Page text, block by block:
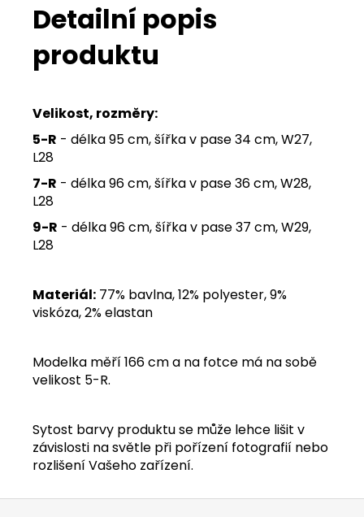
Detailní popis
produktu
Velikost, rozměry:
5-R - délka 95 cm, šířka v pase 34 cm, W27,
L28
7-R - délka 96 cm, šířka v pase 36 cm, W28,
L28
9-R - délka 96 cm, šířka v pase 37 cm, W29,
L28
Materiál: 77% bavlna, 12% polyester, 9%
viskóza, 2% elastan
Modelka měří 166 cm a na fotce má na sobě
velikost 5-R.
Sytost barvy produktu se může lehce lišit v
závislosti na světle při pořízení fotografií nebo
rozlišení Vašeho zařízení.